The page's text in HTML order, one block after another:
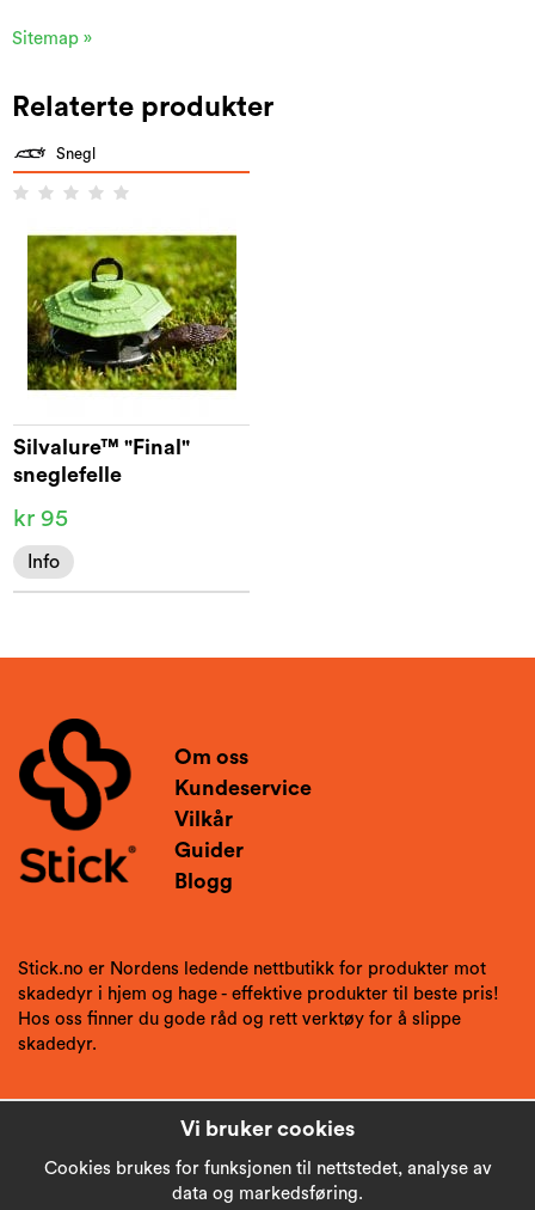
Sitemap »
Relaterte produkter
Snegl
Silvalure™ "Final"
sneglefelle
kr 95
Info
Om oss
Kundeservice
Vilkår
Guider
Blogg
Stick.no er Nordens ledende nettbutikk for produkter mot
skadedyr i hjem og hage - effektive produkter til beste pris!
Hos oss finner du gode råd og rett verktøy for å slippe
skadedyr.
Vi bruker cookies
Cookies brukes for funksjonen til nettstedet, analyse av
data og markedsføring.